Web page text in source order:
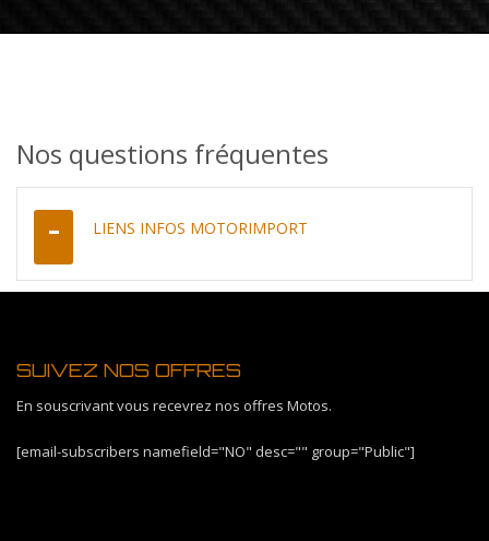
Nos questions fréquentes
LIENS INFOS MOTORIMPORT
SUIVEZ NOS OFFRES
En souscrivant vous recevrez nos offres Motos.
[email-subscribers namefield="NO" desc="" group="Public"]